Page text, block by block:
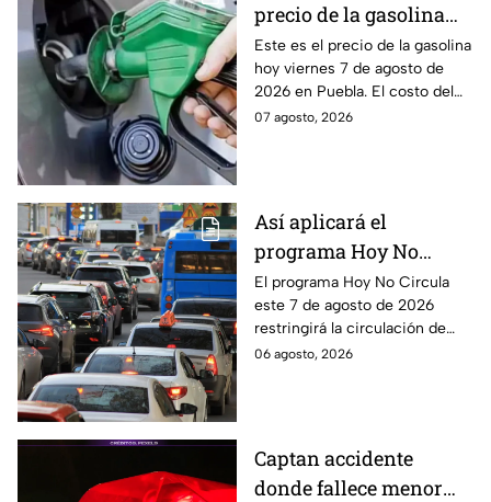
precio de la gasolina
Puebla hoy viernes 7 de
agosto de 2026
Este es el precio de la gasolina
hoy viernes 7 de agosto de
2026 en Puebla. El costo del
combustible cambia todos los
07 agosto, 2026
Así aplicará el
programa Hoy No
Circula este 7 de agosto
de 2026 en CDMX y
Edomex
El programa Hoy No Circula
este 7 de agosto de 2026
restringirá la circulación de
vehículos en la Ciudad de
06 agosto, 2026
Captan accidente
donde fallece menor